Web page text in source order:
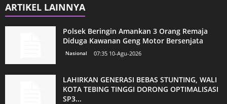
ARTIKEL LAINNYA
Polsek Beringin Amankan 3 Orang Remaja
Diduga Kawanan Geng Motor Bersenjata
Nasional 07:35 10-Agu-2026
LAHIRKAN GENERASI BEBAS STUNTING, WALI
KOTA TEBING TINGGI DORONG OPTIMALISASI
SP3...